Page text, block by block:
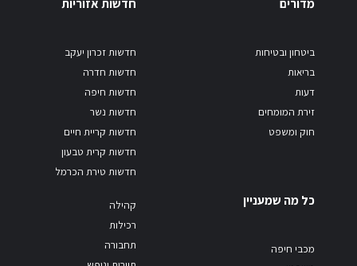
מדורים
ביטחון ובטיחות
בריאות
דעות
זירת המומחים
חוק ומשפט
חדשות אזוריות
חדשות זכרון יעקב
חדשות חדרה
חדשות חיפה
חדשות נשר
חדשות קריית חיים
חדשות קרית טבעון
חדשות טירת הכרמל
כל מה שמעניין
מכבי חיפה
קהילה
רכילות
תחבורה